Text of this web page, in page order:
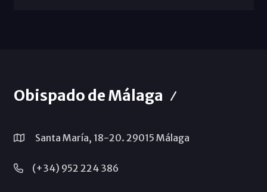
Obispado de Málaga
Santa María, 18-20. 29015 Málaga
(+34) 952 224 386